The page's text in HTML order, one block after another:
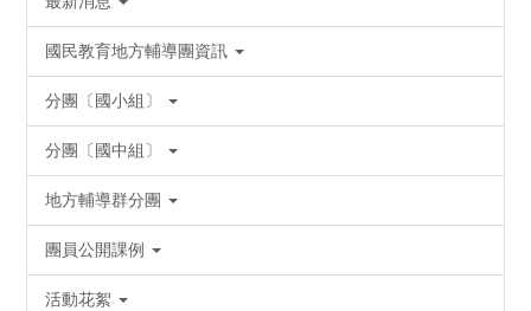
國民教育地方輔導團資訊
分團〔國小組〕
分團〔國中組〕
地方輔導群分團
團員公開課例
活動花絮